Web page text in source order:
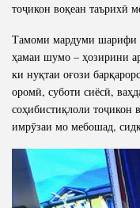
тоҷикон воқеан таърихӣ
Тамоми мардуми шарифи
ҳамаи шумо – ҳозирини
ки нуқтаи оғози
оромӣ, суботи сиёсӣ,
соҳибистиқлоли тоҷикон
имрӯзаи мо мебошад,